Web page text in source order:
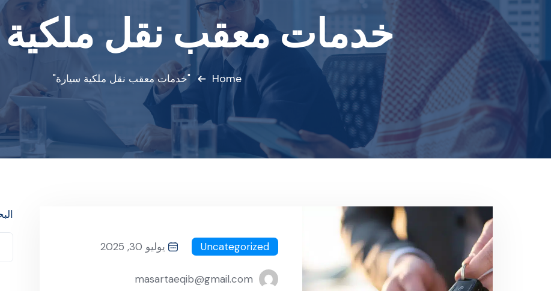
خدمات معقب نقل ملكية
Home "خدمات معقب نقل ملكية سيارة"
Uncategorized يوليو 30, 2025
masartaeqib@gmail.com